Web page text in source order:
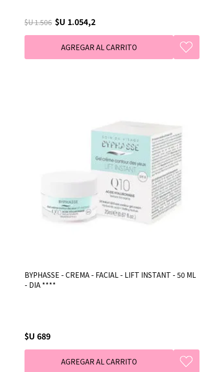
$U 1.506 $U 1.054,2
BYPHASSE - CREMA - FACIAL - LIFT INSTANT - 50 ML
- DIA ****
$U 689